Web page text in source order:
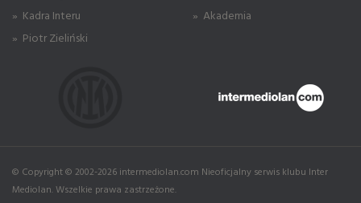
» Kadra Interu
» Piotr Zieliński
» Akademia
© Copyright © 2002-2026 intermediolan.com Nieoficjalny serwis klubu Inter
Mediolan. Wszelkie prawa zastrzeżone.